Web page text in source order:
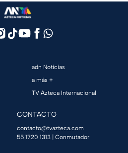
adn Noticias
a más +
TV Azteca Internacional
CONTACTO
contacto@tvazteca.com
55 1720 1313 | Conmutador